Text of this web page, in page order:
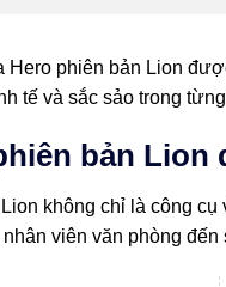
Hero phiên bản Lion
tế và sắc sảo trong
bản
không chỉ là công
viên văn phòng đến